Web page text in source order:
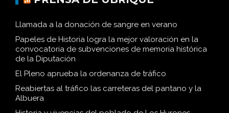
Llamada a la donación de sangre en verano
Papeles de Historia logra la mejor valoración en la
convocatoria de subvenciones de memoria histórica
de la Diputación
El Pleno aprueba la ordenanza de tráfico
Reabiertas al tráfico las carreteras del pantano y la
Albuera